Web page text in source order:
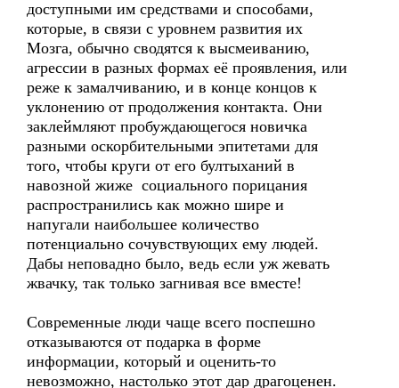
доступными им средствами и способами,
которые, в связи с уровнем развития их
Мозга, обычно сводятся к высмеиванию,
агрессии в разных формах её проявления, или
реже к замалчиванию, и в конце концов к
уклонению от продолжения контакта. Они
заклеймляют пробуждающегося новичка
разными оскорбительными эпитетами для
того, чтобы круги от его бултыханий в
навозной жиже социального порицания
распространились как можно шире и
напугали наибольшее количество
потенциально сочувствующих ему людей.
Дабы неповадно было, ведь если уж жевать
жвачку, так только загнивая все вместе!
Современные люди чаще всего поспешно
отказываются от подарка в форме
информации, который и оценить-то
невозможно, настолько этот дар драгоценен.